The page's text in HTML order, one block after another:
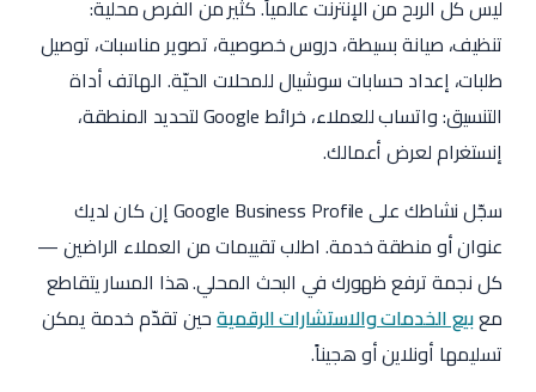
ليس كل الربح من الإنترنت عالمياً. كثير من الفرص محلية:
تنظيف، صيانة بسيطة، دروس خصوصية، تصوير مناسبات، توصيل
طلبات، إعداد حسابات سوشيال للمحلات الحيّة. الهاتف أداة
التنسيق: واتساب للعملاء، خرائط Google لتحديد المنطقة،
إنستغرام لعرض أعمالك.
سجّل نشاطك على Google Business Profile إن كان لديك
عنوان أو منطقة خدمة. اطلب تقييمات من العملاء الراضين —
كل نجمة ترفع ظهورك في البحث المحلي. هذا المسار يتقاطع
معبيع الخدمات والاستشارات الرقميةحين تقدّم خدمة يمكن
تسليمها أونلاين أو هجيناً.